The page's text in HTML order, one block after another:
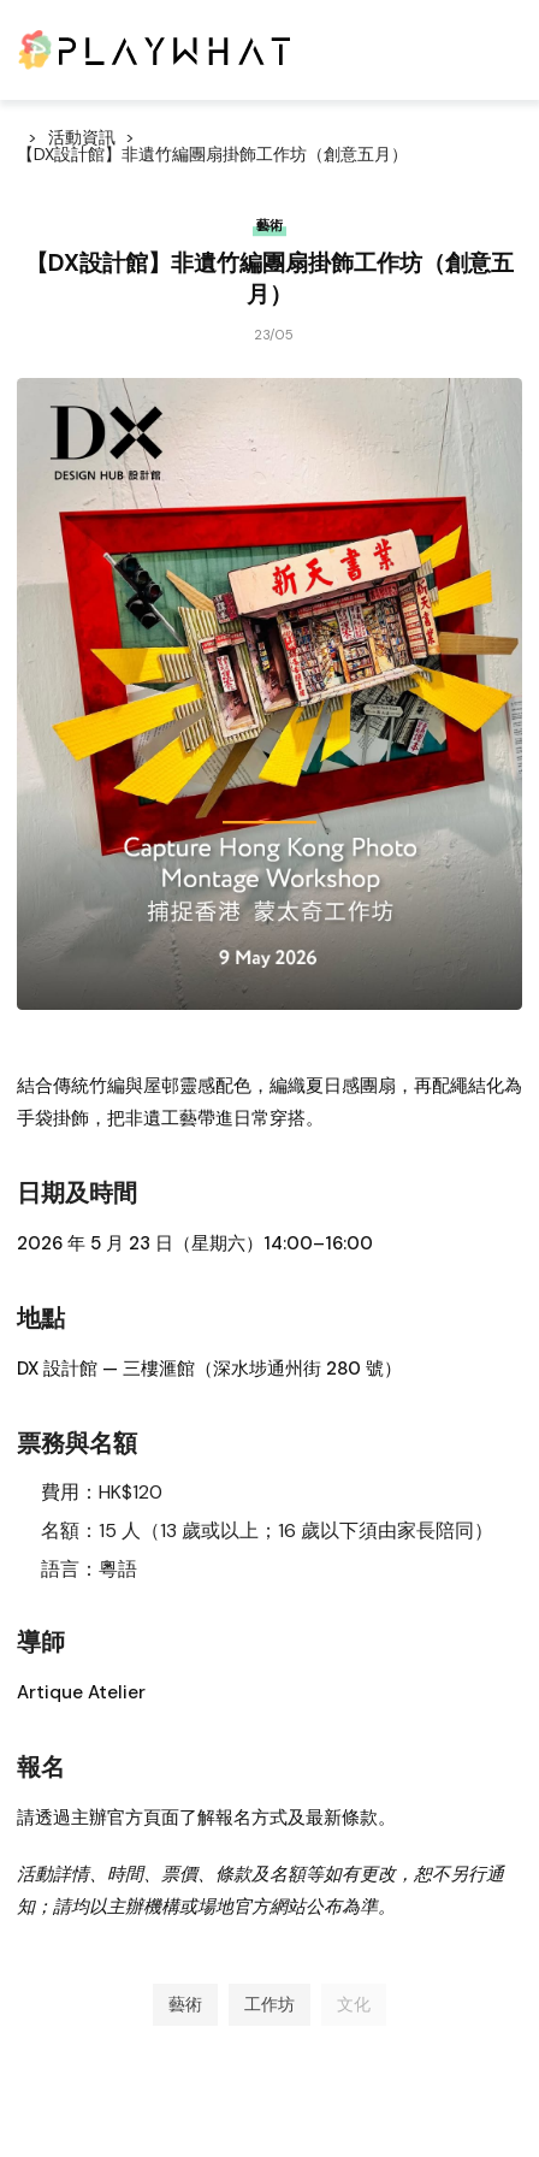
活動資訊
【DX設計館】非遺竹編團扇掛飾工作坊（創意五月）
藝術
【DX設計館】非遺竹編團扇掛飾工作坊（創意五
月）
23/05
結合傳統竹編與屋邨靈感配色，編織夏日感團扇，再配繩結化為
手袋掛飾，把非遺工藝帶進日常穿搭。
日期及時間
2026 年 5 月 23 日（星期六）14:00–16:00
地點
DX 設計館 — 三樓滙館（深水埗通州街 280 號）
票務與名額
費用： HK$120
名額： 15 人（13 歲或以上；16 歲以下須由家長陪同）
語言： 粵語
導師
Artique Atelier
報名
請透過主辦官方頁面了解報名方式及最新條款。
活動詳情、時間、票價、條款及名額等如有更改，恕不另行通
知；請均以主辦機構或場地官方網站公布為準。
藝術 工作坊 文化